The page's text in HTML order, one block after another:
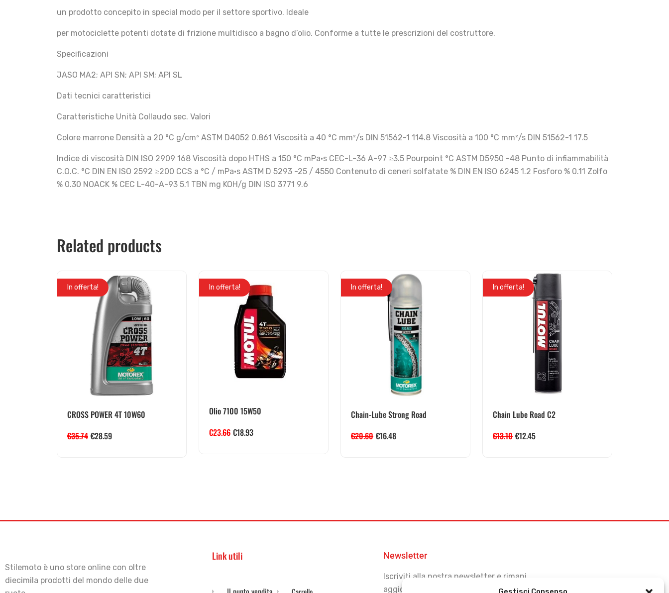
un prodotto concepito in special modo per il settore sportivo. Ideale
per motociclette potenti dotate di frizione multidisco a bagno d’olio. Conforme a tutte le prescrizioni del costruttore.
Specificazioni
JASO MA2; API SN; API SM; API SL
Dati tecnici caratteristici
Caratteristiche Unità Collaudo sec. Valori
Colore marrone Densità a 20 °C g/cm³ ASTM D4052 0.861 Viscosità a 40 °C mm²/s DIN 51562-1 114.8 Viscosità a 100 °C mm²/s DIN 51562-1 17.5
Indice di viscosità DIN ISO 2909 168 Viscosità dopo HTHS a 150 °C mPa·s CEC-L-36 A-97 ≥3.5 Pourpoint °C ASTM D5950 -48 Punto di infiammabilità
C.O.C. °C DIN EN ISO 2592 ≥200 CCS a °C / mPa·s ASTM D 5293 -25 / 4550 Contenuto di ceneri solfatate % DIN EN ISO 6245 1.2 Fosforo % 0.11 Zolfo
% 0.30 NOACK % CEC L-40-A-93 5.1 TBN mg KOH/g DIN ISO 3771 9.6
Related products
In offerta!
CROSS POWER 4T 10W60
€35.74 €28.59
In offerta!
Olio 7100 15W50
€23.66 €18.93
In offerta!
Chain-Lube Strong Road
€20.60 €16.48
In offerta!
Chain Lube Road C2
€13.10 €12.45
Stilemoto è uno store online con oltre
diecimila prodotti del mondo delle due
Link utili Newsletter
Iscriviti alla nostra newsletter e rimani
aggiornato